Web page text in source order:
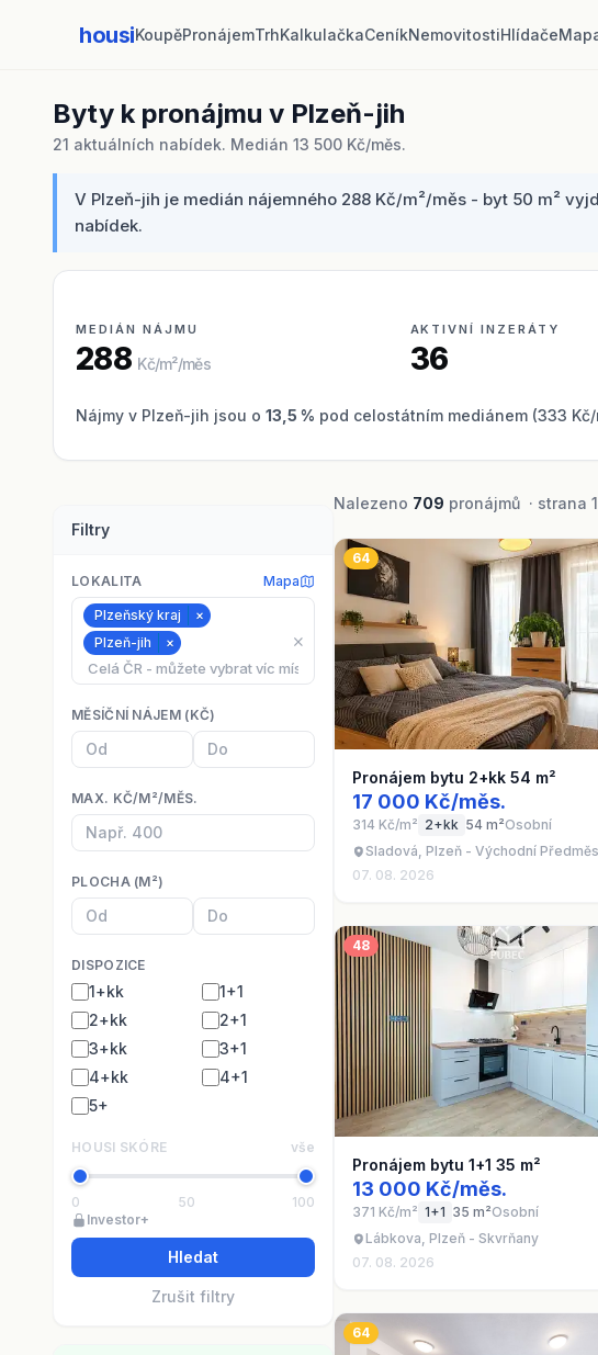
housiKoupěPronájemTrhKalkulačkaCeníkNemovitostiHlídače
Byty k pronájmu v Plzeň-jih
21 aktuálních nabídek. Medián 13 500 Kč/měs.
V Plzeň-jih je medián nájemného 288 Kč/m²/měs - byt 50 m²
nabídek.
MEDIÁN NÁJMU
288 Kč/m²/měs
AKTIVNÍ INZERÁTY
36
Nájmy v Plzeň-jih jsou o 13,5 % pod celostátním mediánem (333 Kč/
Filtry
LOKALITA Mapa
Plzeňský kraj
×
Plzeň-jih
× ⨯
MĚSÍČNÍ NÁJEM (KČ)
MAX. KČ/M²/MĚS.
PLOCHA (M²)
DISPOZICE
1+kk
1+1
2+kk
2+1
3+kk
3+1
4+kk
4+1
5+
HOUSI SKÓRE vše
0 50
100
Investor+
Hledat
Zrušit filtry
Nalezeno 709 pronájmů · strana
64
Pronájem bytu 2+kk 54 m²
17 000 Kč/měs.
314 Kč/m² 2+kk 54 m²Osobní
Sladová, Plzeň - Východní
07. 08. 2026
48
Pronájem bytu 1+1 35 m²
13 000 Kč/měs.
371 Kč/m² 1+1 35 m²Osobní
Lábkova, Plzeň - Skvrňany
07. 08. 2026
64